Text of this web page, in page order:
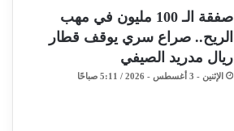
صفقة الـ 100 مليون في مهب
الريح.. صراع سري يوقف قطار
ريال مدريد الصيفي
الإثنين - 3 أغسطس - 2026 / 5:11 صباحًا